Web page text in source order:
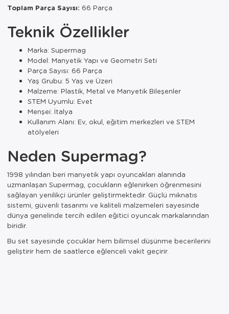
Toplam Parça Sayısı: 66 Parça
Teknik Özellikler
Marka: Supermag
Model: Manyetik Yapı ve Geometri Seti
Parça Sayısı: 66 Parça
Yaş Grubu: 5 Yaş ve Üzeri
Malzeme: Plastik, Metal ve Manyetik Bileşenler
STEM Uyumlu: Evet
Menşei: İtalya
Kullanım Alanı: Ev, okul, eğitim merkezleri ve STEM
atölyeleri
Neden Supermag?
1998 yılından beri manyetik yapı oyuncakları alanında
uzmanlaşan Supermag, çocukların eğlenirken öğrenmesini
sağlayan yenilikçi ürünler geliştirmektedir. Güçlü mıknatıs
sistemi, güvenli tasarımı ve kaliteli malzemeleri sayesinde
dünya genelinde tercih edilen eğitici oyuncak markalarından
biridir.
Bu set sayesinde çocuklar hem bilimsel düşünme becerilerini
geliştirir hem de saatlerce eğlenceli vakit geçirir.